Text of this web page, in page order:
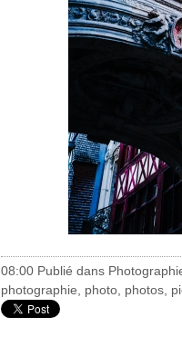
08:00 Publié dans
photographie
photo photos